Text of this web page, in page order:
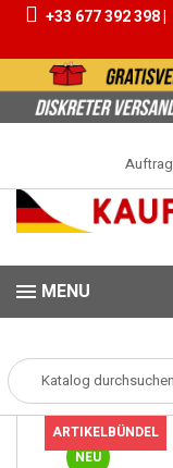
+33 677 392 398 |
MENU
Popper Popper-Boxen
NEU
ARTIKELBÜNDEL